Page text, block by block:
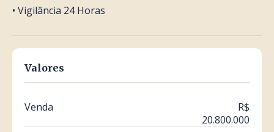
• Vigilância 24 Horas
Valores
Venda
R$
20.800.000